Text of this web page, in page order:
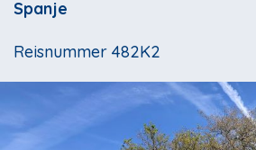
Spanje
Reisnummer 482K2